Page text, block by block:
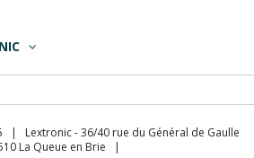
| Lextronic - 36/40 rue du Général de Gaulle
La Queue en Brie |